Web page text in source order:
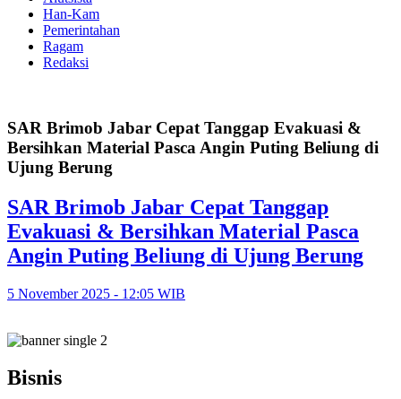
Han-Kam
Pemerintahan
Ragam
Redaksi
SAR Brimob Jabar Cepat Tanggap Evakuasi &
Bersihkan Material Pasca Angin Puting Beliung di
Ujung Berung
SAR Brimob Jabar Cepat Tanggap
Evakuasi & Bersihkan Material Pasca
Angin Puting Beliung di Ujung Berung
5 November 2025 - 12:05 WIB
Bisnis